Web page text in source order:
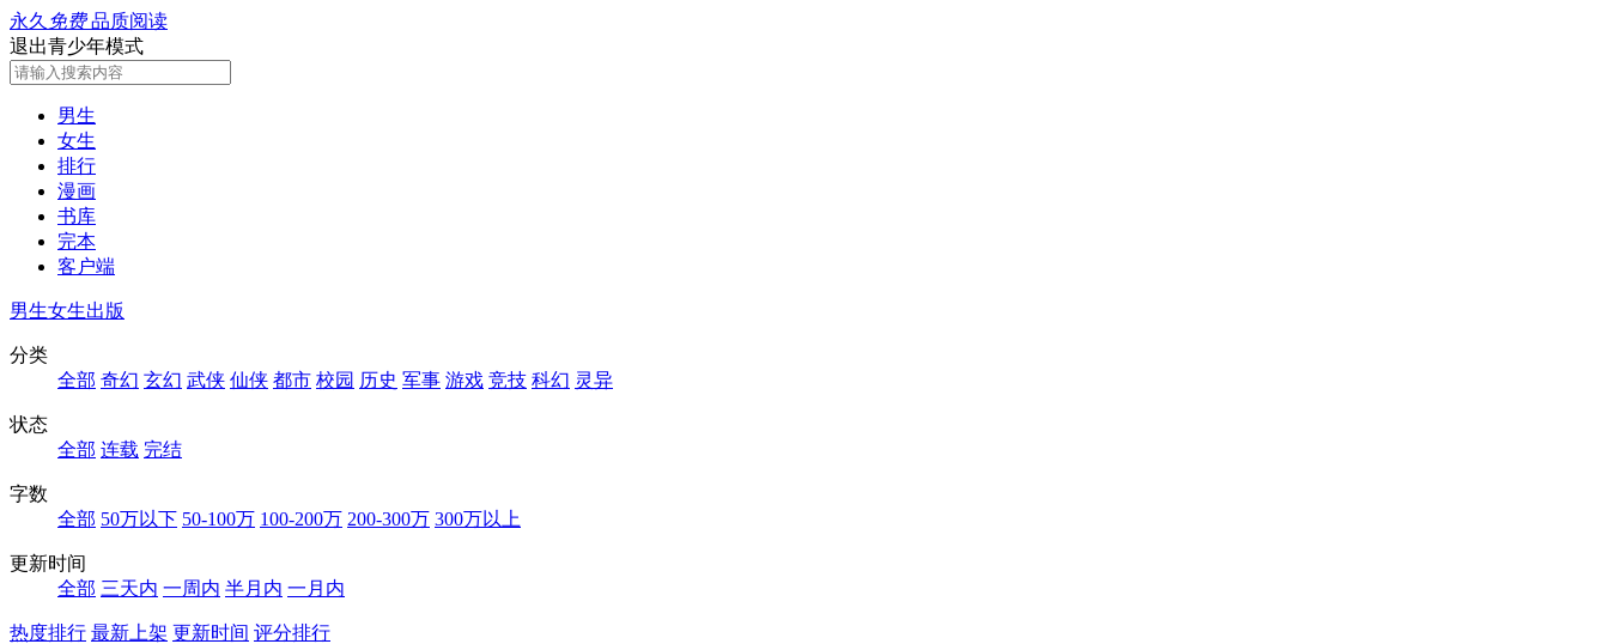
永久 免费品质阅读
退出青少年模式
男生
女生
排行
漫画
书库
完本
客户端
男生女生出版
分类
全部 奇幻 玄幻 武侠 仙侠 都市 校园 历史 军事 游戏 竞技 科幻 灵异
状态
全部 连载 完结
字数
全部 50万以下 50-100万 100-200万 200-300万 300万以上
更新时间
全部 三天内 一周内 半月内 一月内
热度排行 最新上架 更新时间 评分排行